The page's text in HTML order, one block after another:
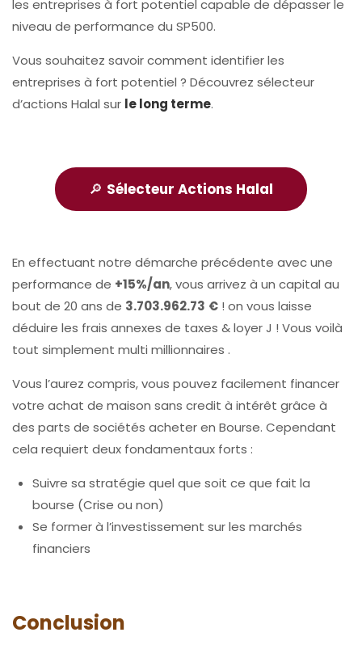
les entreprises à fort potentiel capable de dépasser le
niveau de performance du SP500.
Vous souhaitez savoir comment identifier les
entreprises à fort potentiel ? Découvrez sélecteur
d’actions Halal sur le long terme.
🔎 Sélecteur Actions Halal
En effectuant notre démarche précédente avec une
performance de +15%/an, vous arrivez à un capital au
bout de 20 ans de 3.703.962.73 € ! on vous laisse
déduire les frais annexes de taxes & loyer J ! Vous voilà
tout simplement multi millionnaires .
Vous l’aurez compris, vous pouvez facilement financer
votre achat de maison sans credit à intérêt grâce à
des parts de sociétés acheter en Bourse. Cependant
cela requiert deux fondamentaux forts :
Suivre sa stratégie quel que soit ce que fait la
bourse (Crise ou non)
Se former à l’investissement sur les marchés
financiers
Conclusion